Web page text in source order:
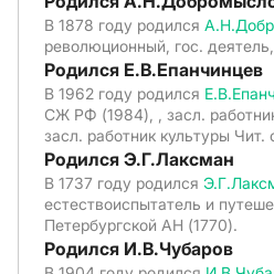
В 1878 году родился
революционный, гос.
Родился Е.В.Епанчинцев
В 1962 году родился
СЖ РФ (1984), , засл.
засл. работник культуры Чит.
Родился Э.Г.Лаксман
В 1737 году родился
естествоиспытатель и
Петербургской АН (1770).
Родился И.В.Чубаров